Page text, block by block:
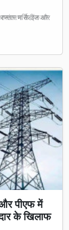
के इंतजार
पीएफ में
के खिलाफ